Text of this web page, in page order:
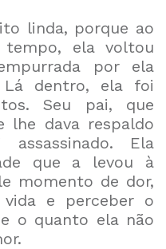
linda, porque ao
tempo, ela voltou
por ela
dentro, ela foi
Seu pai, que
lhe dava respaldo
Ela
que a levou à
momento de dor,
e perceber o
o quanto ela não